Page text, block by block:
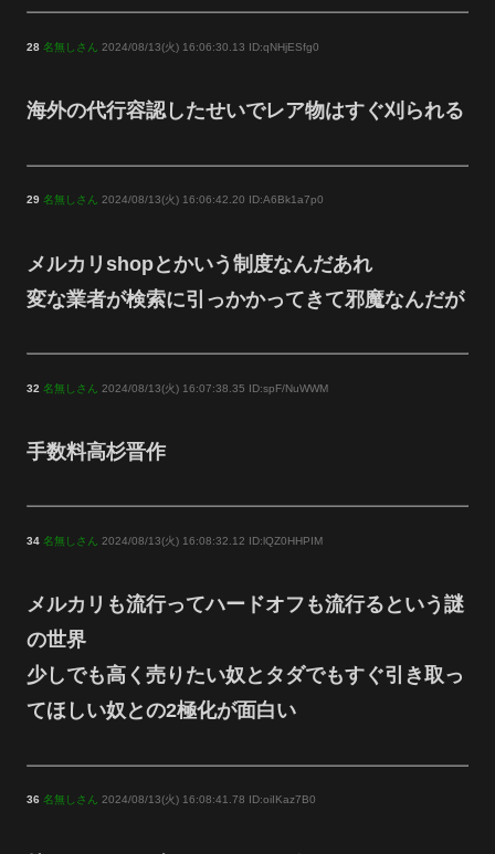
28 名無しさん 2024/08/13(火) 16:06:30.13 ID:qNHjESfg0
海外の代行容認したせいでレア物はすぐ刈られる
29 名無しさん 2024/08/13(火) 16:06:42.20 ID:A6Bk1a7p0
メルカリshopとかいう制度なんだあれ
変な業者が検索に引っかかってきて邪魔なんだが
32 名無しさん 2024/08/13(火) 16:07:38.35 ID:spF/NuWWM
手数料高杉晋作
34 名無しさん 2024/08/13(火) 16:08:32.12 ID:lQZ0HHPIM
メルカリも流行ってハードオフも流行るという謎
の世界
少しでも高く売りたい奴とタダでもすぐ引き取っ
てほしい奴との2極化が面白い
36 名無しさん 2024/08/13(火) 16:08:41.78 ID:oiIKaz7B0